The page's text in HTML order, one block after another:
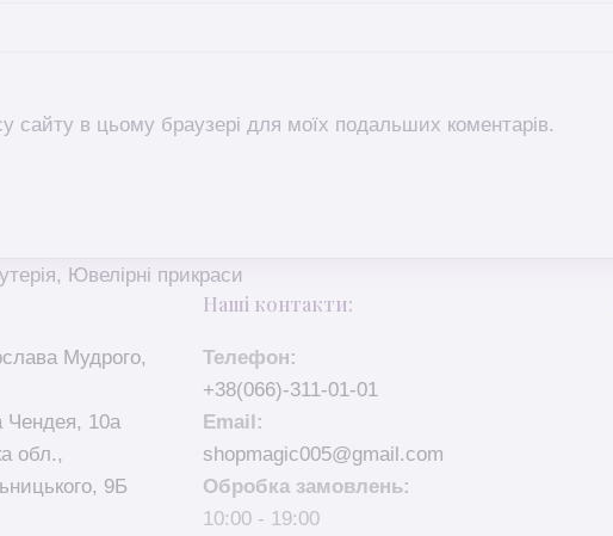
сайту в цьому браузері для моїх подальших коментарів.
, Ювелірні прикраси
Мудрого,
Чендея, 10а
обл.,
9Б
Наші контакти:
Телефон:
+38(066)-311-01-01
Email:
shopmagic005@gmail.com
Обробка замовлень:
10:00 - 19:00